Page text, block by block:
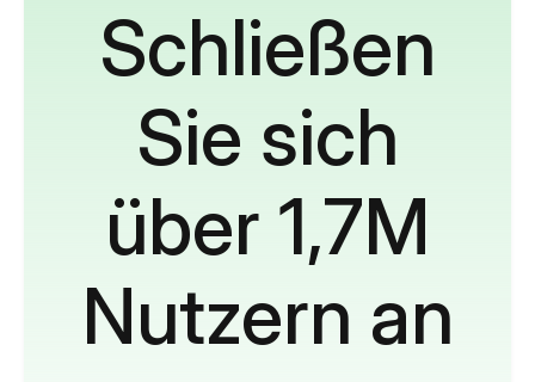
Schließen
Sie sich
über 1,7M
Nutzern an